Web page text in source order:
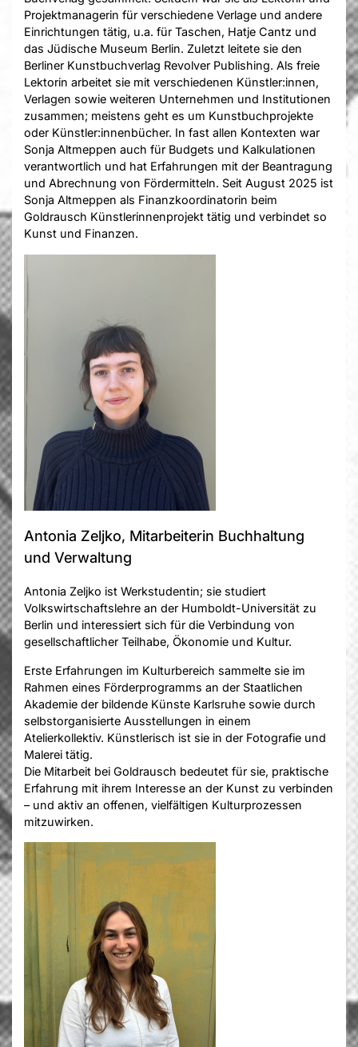
Projektmanagerin für verschiedene Verlage und andere
Einrichtungen tätig, u.a. für Taschen, Hatje Cantz und
das Jüdische Museum Berlin. Zuletzt leitete sie den
Berliner Kunstbuchverlag Revolver Publishing. Als freie
Lektorin arbeitet sie mit verschiedenen Künstler:innen,
Verlagen sowie weiteren Unternehmen und Institutionen
zusammen; meistens geht es um Kunstbuchprojekte
oder Künstler:innenbücher. In fast allen Kontexten war
Sonja Altmeppen auch für Budgets und Kalkulationen
verantwortlich und hat Erfahrungen mit der Beantragung
und Abrechnung von Fördermitteln. Seit August 2025 ist
Sonja Altmeppen als Finanzkoordinatorin beim
Goldrausch Künstlerinnenprojekt tätig und verbindet so
Kunst und Finanzen.
Antonia Zeljko, Mitarbeiterin Buchhaltung
und Verwaltung
Antonia Zeljko ist Werkstudentin; sie studiert
Volkswirtschaftslehre an der Humboldt-Universität zu
Berlin und interessiert sich für die Verbindung von
gesellschaftlicher Teilhabe, Ökonomie und Kultur.
Erste Erfahrungen im Kulturbereich sammelte sie im
Rahmen eines Förderprogramms an der Staatlichen
Akademie der bildende Künste Karlsruhe sowie durch
selbstorganisierte Ausstellungen in einem
Atelierkollektiv. Künstlerisch ist sie in der Fotografie und
Malerei tätig.
Die Mitarbeit bei Goldrausch bedeutet für sie, praktische
Erfahrung mit ihrem Interesse an der Kunst zu verbinden
– und aktiv an offenen, vielfältigen Kulturprozessen
mitzuwirken.